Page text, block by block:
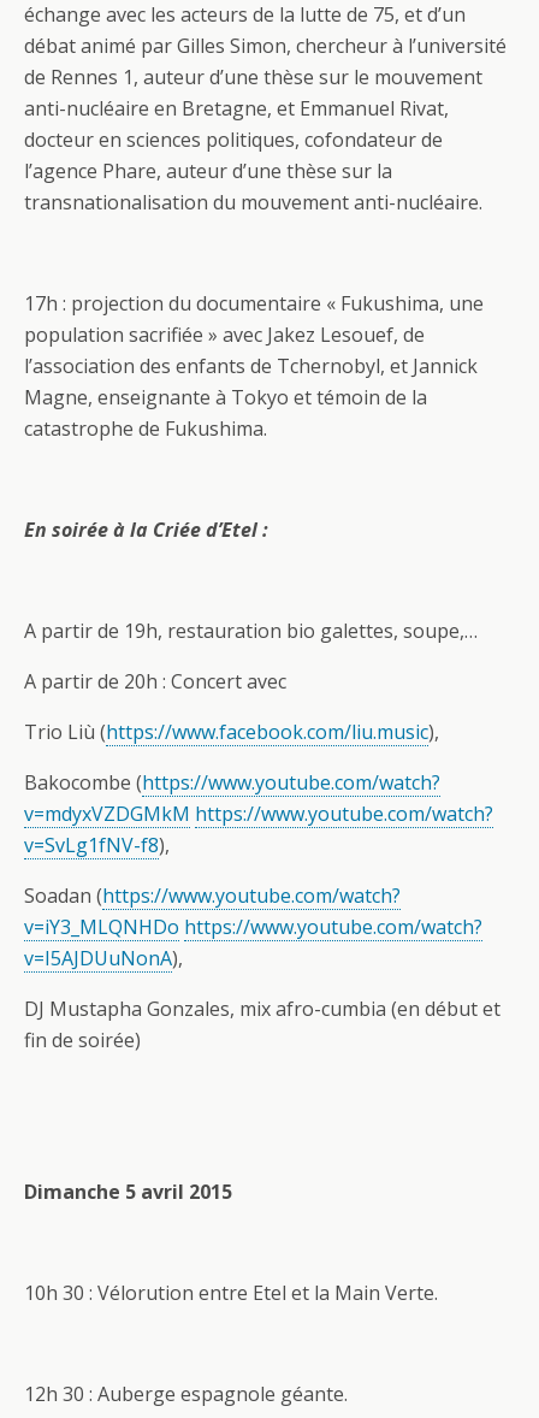
échange avec les acteurs de la lutte de 75, et d’un
débat animé par Gilles Simon, chercheur à l’université
de Rennes 1, auteur d’une thèse sur le mouvement
anti-nucléaire en Bretagne, et Emmanuel Rivat,
docteur en sciences politiques, cofondateur de
l’agence Phare, auteur d’une thèse sur la
transnationalisation du mouvement anti-nucléaire.
17h : projection du documentaire « Fukushima, une
population sacrifiée » avec Jakez Lesouef, de
l’association des enfants de Tchernobyl, et Jannick
Magne, enseignante à Tokyo et témoin de la
catastrophe de Fukushima.
En soirée à la Criée d’Etel :
A partir de 19h, restauration bio galettes, soupe,…
A partir de 20h : Concert avec
Trio Liù (https://www.facebook.com/liu.music),
Bakocombe (https://www.youtube.com/watch?
v=mdyxVZDGMkM https://www.youtube.com/watch?
v=SvLg1fNV-f8),
Soadan (https://www.youtube.com/watch?
v=iY3_MLQNHDo https://www.youtube.com/watch?
v=I5AJDUuNonA),
DJ Mustapha Gonzales, mix afro-cumbia (en début et
fin de soirée)
Dimanche 5 avril 2015
10h 30 : Vélorution entre Etel et la Main Verte.
12h 30 : Auberge espagnole géante.